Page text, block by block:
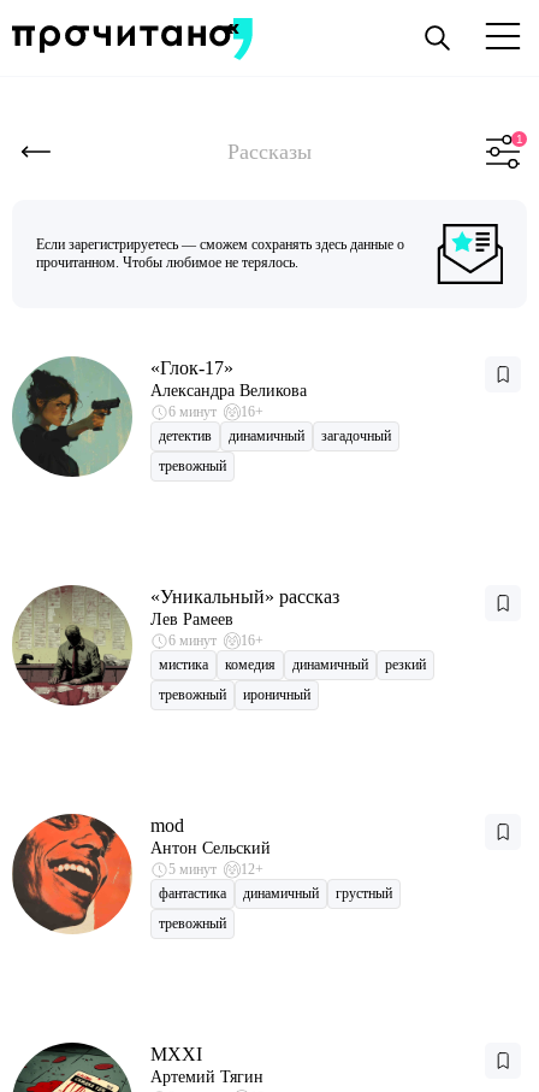
Рассказы
Если зарегистрируетесь — сможем сохранять здесь данные о
прочитанном. Чтобы любимое не терялось.
«Глок-17»
Александра Великова
6 минут
16+
детектив
динамичный
загадочный
тревожный
«Уникальный» рассказ
Лев Рамеев
6 минут
16+
мистика
комедия динамичный
резкий
тревожный
ироничный
mod
Антон Сельский
5 минут
12+
фантастика
динамичный
грустный
тревожный
MXXI
Артемий Тягин